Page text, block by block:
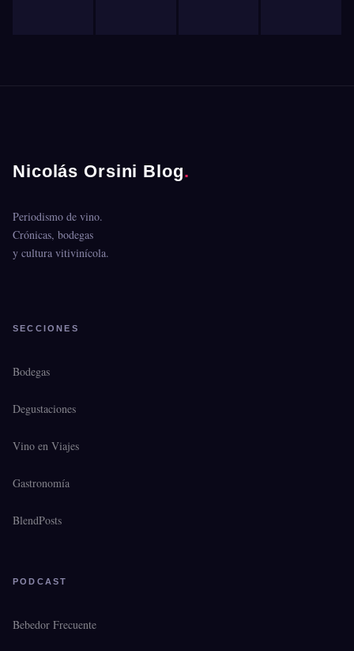
Nicolás Orsini Blog.
Periodismo de vino.
Crónicas, bodegas
y cultura vitivinícola.
SECCIONES
Bodegas
Degustaciones
Vino en Viajes
Gastronomía
BlendPosts
PODCAST
Bebedor Frecuente